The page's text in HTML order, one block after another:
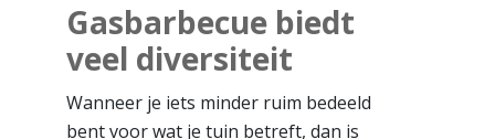
Gasbarbecue biedt
veel diversiteit
Wanneer je iets minder ruim bedeeld
bent voor wat je tuin betreft, dan is